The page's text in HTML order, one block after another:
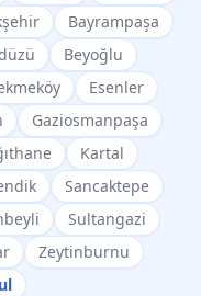
Bayrampaşa
Beyoğlu
Esenler
Gaziosmanpaşa
Kartal
Sancaktepe
Sultangazi
Zeytinburnu